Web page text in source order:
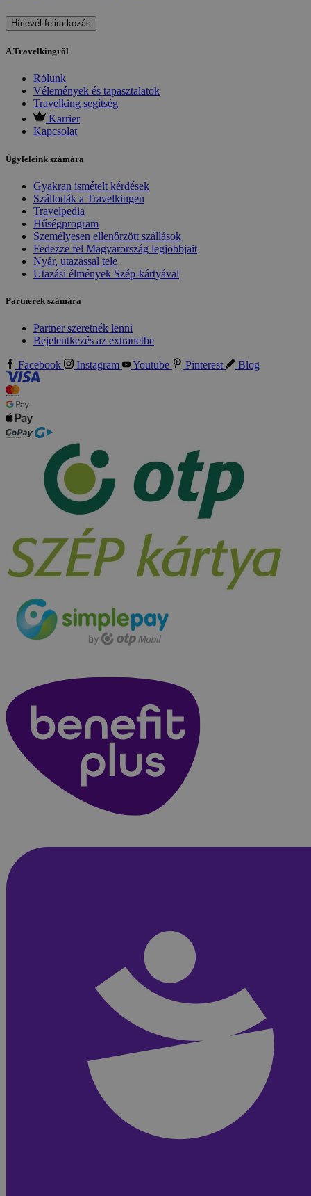
Hírlevél feliratkozás
A Travelkingről
Rólunk
Vélemények és tapasztalatok
Travelking segítség
Karrier
Kapcsolat
Ügyfeleink számára
Gyakran ismételt kérdések
Szállodák a Travelkingen
Travelpedia
Hűségprogram
Személyesen ellenőrzött szállások
Fedezze fel Magyarország legjobbjait
Nyár, utazással tele
Utazási élmények Szép-kártyával
Partnerek számára
Partner szeretnék lenni
Bejelentkezés az extranetbe
Facebook Instagram Youtube Pinterest Blog